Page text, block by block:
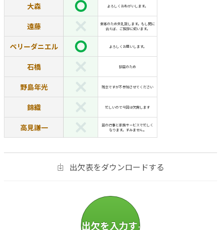
大森 よろしくおねがいします。
遠藤
来客のため失礼致します。もし間に
合えば、ご挨拶に伺います。
ペリーダニエル よろしくお願いします。
石橋 初盆のため
野島年光 残念ですが不参加させてください
錦織 忙しいので今回は欠席します
高見謙一
盆の行事と家族サービスで忙しく
なります。すみません。
出欠表をダウンロードする